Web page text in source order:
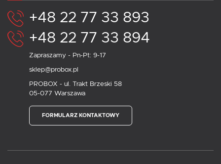
+48 22 77 33 893
+48 22 77 33 894
Zapraszamy - Pn-Pt: 9-17
sklep@probox.pl
PROBOX - ul. Trakt Brzeski 58
05-077 Warszawa
FORMULARZ KONTAKTOWY